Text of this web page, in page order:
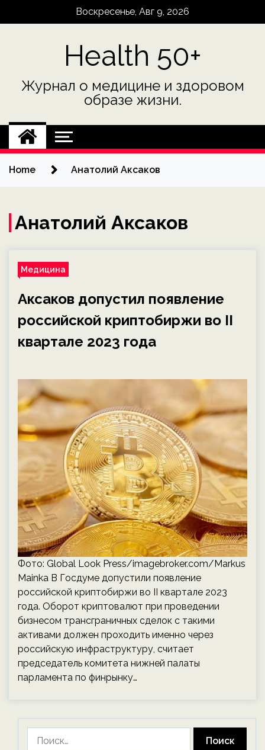
Воскресенье, Авг 9, 2026
Health 50+
Журнал о медицине и здоровом
образе жизни.
Home Анатолий Аксаков
Анатолий Аксаков
Медицина
Аксаков допустил появление
российской криптобиржи во II
квартале 2023 года
Фото: Global Look Press/imagebroker.com/Markus
Mainka В Госдуме допустили появление
российской криптобиржи во II квартале 2023
года. Оборот криптовалют при проведении
бизнесом трансграничных сделок с такими
активами должен проходить именно через
российскую инфраструктуру, считает
председатель комитета нижней палаты
парламента по финрынку…